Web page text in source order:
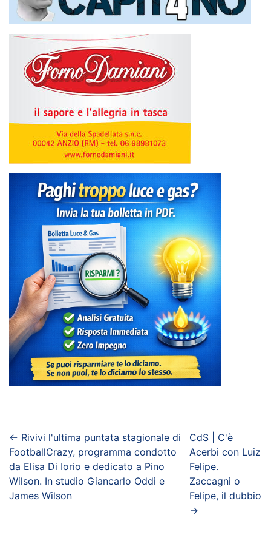
← Rivivi l'ultima puntata stagionale di
FootballCrazy, programma condotto
da Elisa Di Iorio e dedicato a Pino
Wilson. In studio Giancarlo Oddi e
James Wilson
CdS | C'è
Acerbi con Luiz
Felipe.
Zaccagni o
Felipe, il dubbio
→